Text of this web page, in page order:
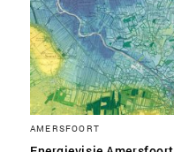
AMERSFOORT